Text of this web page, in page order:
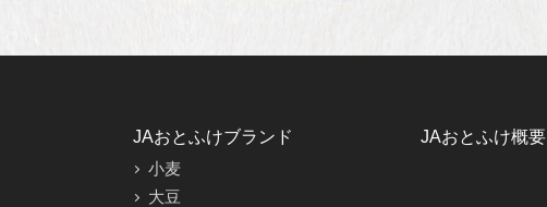
JAおとふけブランド
小麦
大豆
JAおとふけ概要